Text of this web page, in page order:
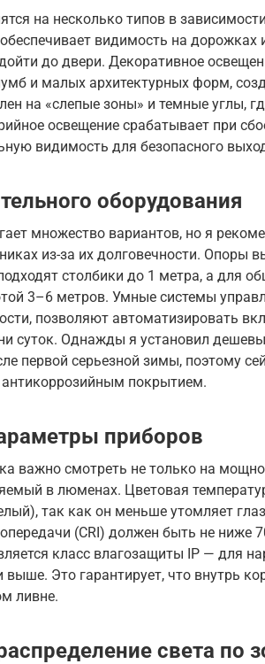
на несколько типов в
видимость на дорожках
до двери. Декоративное
и малых архитектурных форм,
на «слепые зоны» и темные углы,
освещение срабатывает при
видимость для безопасного
оборудования
множество вариантов, но я
из-за их долговечности. Опоры
столбики до 1 метра, а для
3–6 метров. Умные системы
позволяют автоматизировать
суток. Однажды я установил
первой серьезной зимы, поэтому
покрытием.
приборов
важно смотреть не только на
в люменах. Цветовая
так как он меньше утомляет
(CRI) должен быть не ниже
класс влагозащиты IP — для
выше. Это гарантирует, что внутрь
ливне.
света по